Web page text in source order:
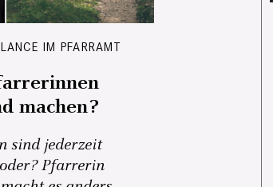
IM PFARRAMT
machen?
sind jederzeit
Pfarrerin